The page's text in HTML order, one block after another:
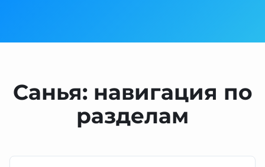
Санья: навигация по
разделам